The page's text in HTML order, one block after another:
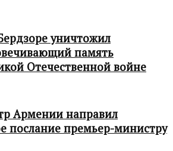
уничтожил
память
Отечественной войне
Армении направил
послание премьер-министру